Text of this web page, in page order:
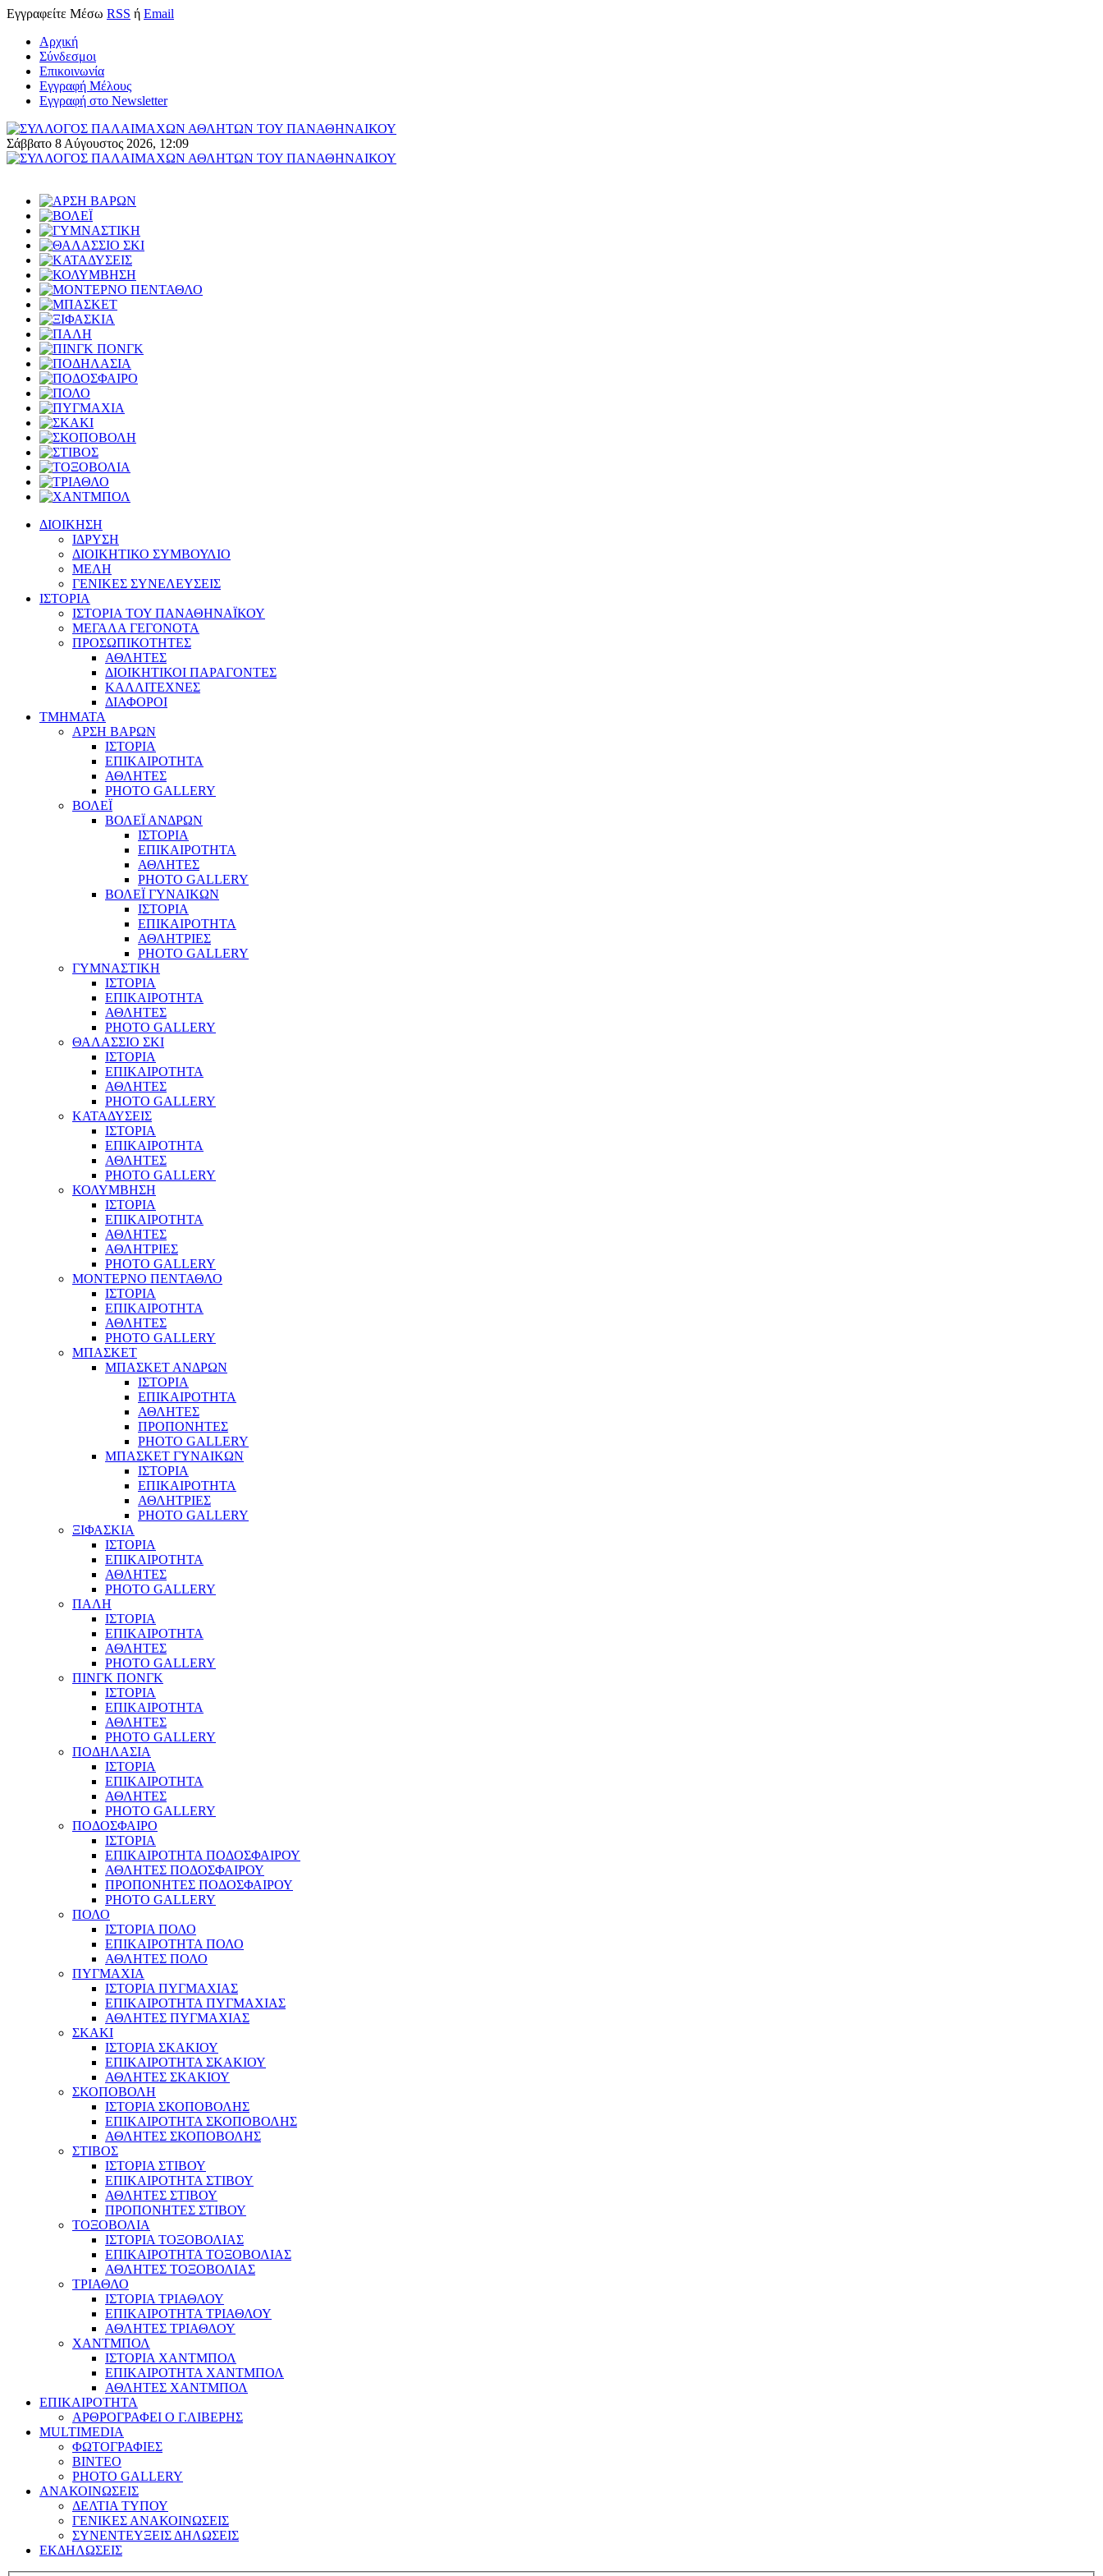
Εγγραφείτε Μέσω RSS ή Email
Αρχική
Σύνδεσμοι
Επικοινωνία
Εγγραφή Μέλους
Εγγραφή στο Newsletter
Σάββατο 8 Αύγουστος 2026, 12:09
ΔΙΟΙΚΗΣΗ
ΙΔΡΥΣΗ
ΔΙΟΙΚΗΤΙΚΟ ΣΥΜΒΟΥΛΙΟ
ΜΕΛΗ
ΓΕΝΙΚΕΣ ΣΥΝΕΛΕΥΣΕΙΣ
ΙΣΤΟΡΙΑ
ΙΣΤΟΡΙΑ ΤΟΥ ΠΑΝΑΘΗΝΑΪΚΟΥ
ΜΕΓΑΛΑ ΓΕΓΟΝΟΤΑ
ΠΡΟΣΩΠΙΚΟΤΗΤΕΣ
ΑΘΛΗΤΕΣ
ΔΙΟΙΚΗΤΙΚΟΙ ΠΑΡΑΓΟΝΤΕΣ
ΚΑΛΛΙΤΕΧΝΕΣ
ΔΙΑΦΟΡΟΙ
ΤΜΗΜΑΤΑ
ΑΡΣΗ ΒΑΡΩΝ
ΙΣΤΟΡΙΑ
ΕΠΙΚΑΙΡΟΤΗΤΑ
ΑΘΛΗΤΕΣ
PHOTO GALLERY
ΒΟΛΕΪ
ΒΟΛΕΪ ΑΝΔΡΩΝ
ΙΣΤΟΡΙΑ
ΕΠΙΚΑΙΡΟΤΗΤΑ
ΑΘΛΗΤΕΣ
PHOTO GALLERY
ΒΟΛΕΪ ΓΥΝΑΙΚΩΝ
ΙΣΤΟΡΙΑ
ΕΠΙΚΑΙΡΟΤΗΤΑ
ΑΘΛΗΤΡΙΕΣ
PHOTO GALLERY
ΓΥΜΝΑΣΤΙΚΗ
ΙΣΤΟΡΙΑ
ΕΠΙΚΑΙΡΟΤΗΤΑ
ΑΘΛΗΤΕΣ
PHOTO GALLERY
ΘΑΛΑΣΣΙΟ ΣΚΙ
ΙΣΤΟΡΙΑ
ΕΠΙΚΑΙΡΟΤΗΤΑ
ΑΘΛΗΤΕΣ
PHOTO GALLERY
ΚΑΤΑΔΥΣΕΙΣ
ΙΣΤΟΡΙΑ
ΕΠΙΚΑΙΡΟΤΗΤΑ
ΑΘΛΗΤΕΣ
PHOTO GALLERY
ΚΟΛΥΜΒΗΣΗ
ΙΣΤΟΡΙΑ
ΕΠΙΚΑΙΡΟΤΗΤΑ
ΑΘΛΗΤΕΣ
ΑΘΛΗΤΡΙΕΣ
PHOTO GALLERY
ΜΟΝΤΕΡΝΟ ΠΕΝΤΑΘΛΟ
ΙΣΤΟΡΙΑ
ΕΠΙΚΑΙΡΟΤΗΤΑ
ΑΘΛΗΤΕΣ
PHOTO GALLERY
ΜΠΑΣΚΕΤ
ΜΠΑΣΚΕΤ ΑΝΔΡΩΝ
ΙΣΤΟΡΙΑ
ΕΠΙΚΑΙΡΟΤΗΤΑ
ΑΘΛΗΤΕΣ
ΠΡΟΠΟΝΗΤΕΣ
PHOTO GALLERY
ΜΠΑΣΚΕΤ ΓΥΝΑΙΚΩΝ
ΙΣΤΟΡΙΑ
ΕΠΙΚΑΙΡΟΤΗΤΑ
ΑΘΛΗΤΡΙΕΣ
PHOTO GALLERY
ΞΙΦΑΣΚΙΑ
ΙΣΤΟΡΙΑ
ΕΠΙΚΑΙΡΟΤΗΤΑ
ΑΘΛΗΤΕΣ
PHOTO GALLERY
ΠΑΛΗ
ΙΣΤΟΡΙΑ
ΕΠΙΚΑΙΡΟΤΗΤΑ
ΑΘΛΗΤΕΣ
PHOTO GALLERY
ΠΙΝΓΚ ΠΟΝΓΚ
ΙΣΤΟΡΙΑ
ΕΠΙΚΑΙΡΟΤΗΤΑ
ΑΘΛΗΤΕΣ
PHOTO GALLERY
ΠΟΔΗΛΑΣΙΑ
ΙΣΤΟΡΙΑ
ΕΠΙΚΑΙΡΟΤΗΤΑ
ΑΘΛΗΤΕΣ
PHOTO GALLERY
ΠΟΔΟΣΦΑΙΡΟ
ΙΣΤΟΡΙΑ
ΕΠΙΚΑΙΡΟΤΗΤΑ ΠΟΔΟΣΦΑΙΡΟΥ
ΑΘΛΗΤΕΣ ΠΟΔΟΣΦΑΙΡΟΥ
ΠΡΟΠΟΝΗΤΕΣ ΠΟΔΟΣΦΑΙΡΟΥ
PHOTO GALLERY
ΠΟΛΟ
ΙΣΤΟΡΙΑ ΠΟΛΟ
ΕΠΙΚΑΙΡΟΤΗΤΑ ΠΟΛΟ
ΑΘΛΗΤΕΣ ΠΟΛΟ
ΠΥΓΜΑΧΙΑ
ΙΣΤΟΡΙΑ ΠΥΓΜΑΧΙΑΣ
ΕΠΙΚΑΙΡΟΤΗΤΑ ΠΥΓΜΑΧΙΑΣ
ΑΘΛΗΤΕΣ ΠΥΓΜΑΧΙΑΣ
ΣΚΑΚΙ
ΙΣΤΟΡΙΑ ΣΚΑΚΙΟΥ
ΕΠΙΚΑΙΡΟΤΗΤΑ ΣΚΑΚΙΟΥ
ΑΘΛΗΤΕΣ ΣΚΑΚΙΟΥ
ΣΚΟΠΟΒΟΛΗ
ΙΣΤΟΡΙΑ ΣΚΟΠΟΒΟΛΗΣ
ΕΠΙΚΑΙΡΟΤΗΤΑ ΣΚΟΠΟΒΟΛΗΣ
ΑΘΛΗΤΕΣ ΣΚΟΠΟΒΟΛΗΣ
ΣΤΙΒΟΣ
ΙΣΤΟΡΙΑ ΣΤΙΒΟΥ
ΕΠΙΚΑΙΡΟΤΗΤΑ ΣΤΙΒΟΥ
ΑΘΛΗΤΕΣ ΣΤΙΒΟΥ
ΠΡΟΠΟΝΗΤΕΣ ΣΤΙΒΟΥ
ΤΟΞΟΒΟΛΙΑ
ΙΣΤΟΡΙΑ ΤΟΞΟΒΟΛΙΑΣ
ΕΠΙΚΑΙΡΟΤΗΤΑ ΤΟΞΟΒΟΛΙΑΣ
ΑΘΛΗΤΕΣ ΤΟΞΟΒΟΛΙΑΣ
ΤΡΙΑΘΛΟ
ΙΣΤΟΡΙΑ ΤΡΙΑΘΛΟΥ
ΕΠΙΚΑΙΡΟΤΗΤΑ ΤΡΙΑΘΛΟΥ
ΑΘΛΗΤΕΣ ΤΡΙΑΘΛΟΥ
ΧΑΝΤΜΠΟΛ
ΙΣΤΟΡΙΑ ΧΑΝΤΜΠΟΛ
ΕΠΙΚΑΙΡΟΤΗΤΑ ΧΑΝΤΜΠΟΛ
ΑΘΛΗΤΕΣ ΧΑΝΤΜΠΟΛ
ΕΠΙΚΑΙΡΟΤΗΤΑ
ΑΡΘΡΟΓΡΑΦΕΙ Ο Γ.ΛΙΒΕΡΗΣ
MULTIMEDIA
ΦΩΤΟΓΡΑΦΙΕΣ
ΒΙΝΤΕΟ
PHOTO GALLERY
ΑΝΑΚΟΙΝΩΣΕΙΣ
ΔΕΛΤΙΑ ΤΥΠΟΥ
ΓΕΝΙΚΕΣ ΑΝΑΚΟΙΝΩΣΕΙΣ
ΣΥΝΕΝΤΕΥΞΕΙΣ ΔΗΛΩΣΕΙΣ
ΕΚΔΗΛΩΣΕΙΣ